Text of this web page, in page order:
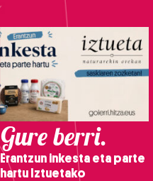
Gure berri.
Erantzun inkesta eta parte
hartu Iztuetako